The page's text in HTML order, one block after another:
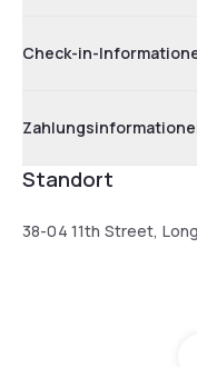
Check-in-
Standort
38-04 11th Street, Long